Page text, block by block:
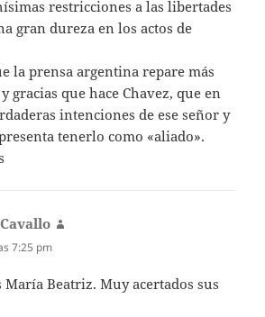
restricciones a las libertades
gran dureza en los actos de
la prensa argentina repare más
gracias que hace Chavez, que en
intenciones de ese señor y
tenerlo como «aliado».
7:25 pm
María Beatriz. Muy acertados sus